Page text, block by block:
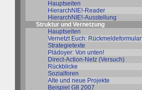
Hauptseiten
HierarchNIE!-Reader
HierarchNIE!-Ausstellung
Struktur und Vernetzung
Hauptseiten
Vernetzt Euch: Rückmeldeformular
Strategietexte
Plädoyer: Von unten!
Direct-Action-Netz (Versuch)
Rückblicke
Sozialforen
Alte und neue Projekte
Beispiel G8 2007